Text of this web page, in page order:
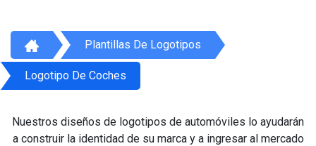
Plantillas De Logotipos
Logotipo De Coches
Nuestros diseños de logotipos de automóviles lo ayudarán
a construir la identidad de su marca y a ingresar al mercado